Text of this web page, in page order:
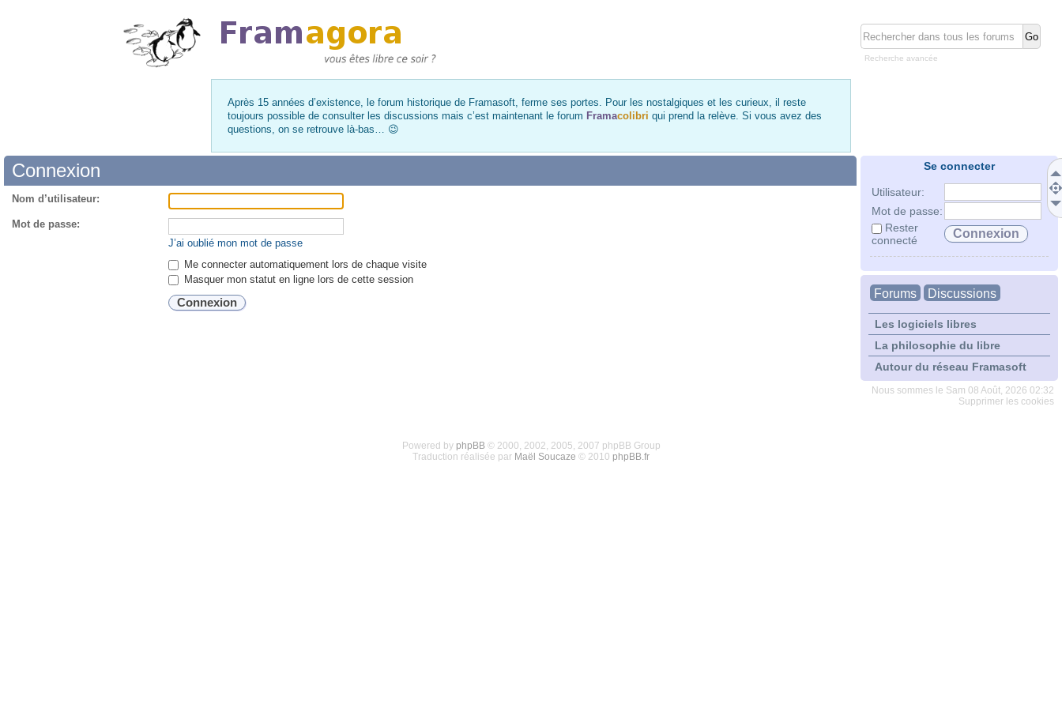
Recherche avancée
Après 15 années d’existence, le forum historique de Framasoft, ferme ses portes. Pour les nostalgiques et les curieux, il reste
toujours possible de consulter les discussions mais c’est maintenant le forum Framacolibri qui prend la relève. Si vous avez des
questions, on se retrouve là-bas… 😉
Se connecter
Utilisateur:
Mot de passe:
Rester
connecté
Forums Discussions
Les logiciels libres
La philosophie du libre
Autour du réseau Framasoft
Nous sommes le Sam 08 Août, 2026 02:32
Supprimer les cookies
Connexion
Nom d’utilisateur:
Mot de passe:
J’ai oublié mon mot de passe
Me connecter automatiquement lors de chaque visite
Masquer mon statut en ligne lors de cette session
Powered by phpBB© 2000, 2002, 2005, 2007 phpBB Group
Traduction réalisée par Maël Soucaze © 2010 phpBB.fr